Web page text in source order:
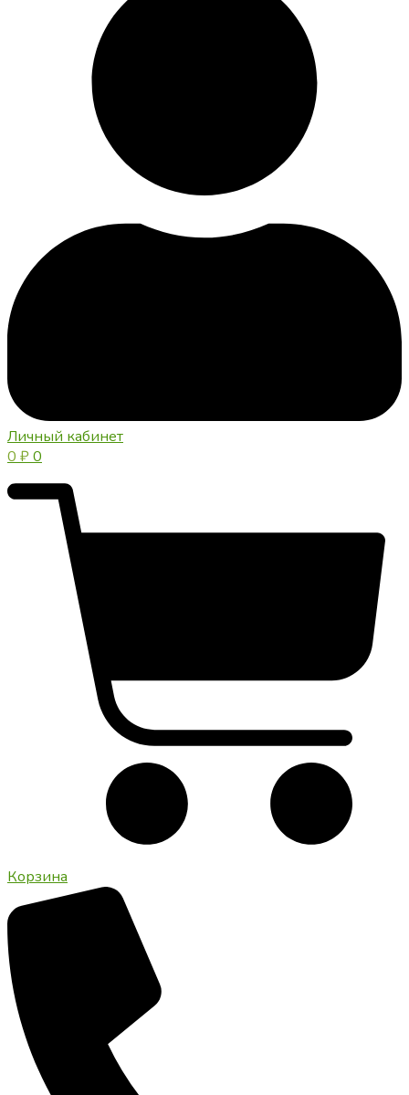
Личный кабинет
0 ₽0
Корзина